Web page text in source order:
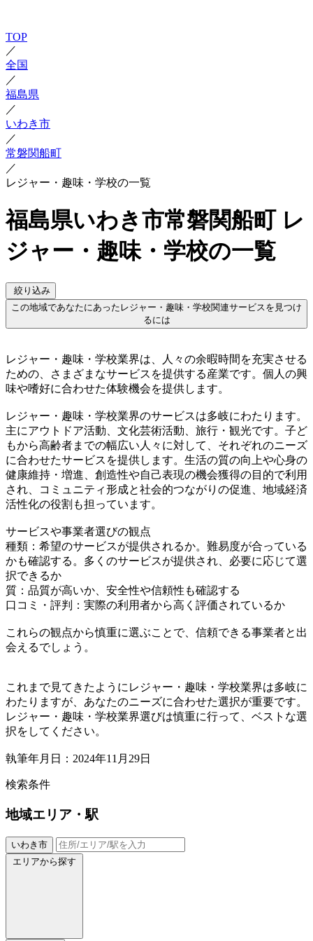
TOP
／
全国
／
福島県
／
いわき市
／
常磐関船町
／
レジャー・趣味・学校の一覧
福島県いわき市常磐関船町 レ
ジャー・趣味・学校の一覧
絞り込み
この地域であなたにあったレジャー・趣味・学校関連サービスを見つけ
るには
レジャー・趣味・学校業界は、人々の余暇時間を充実させる
ための、さまざまなサービスを提供する産業です。個人の興
味や嗜好に合わせた体験機会を提供します。
レジャー・趣味・学校業界のサービスは多岐にわたります。
主にアウトドア活動、文化芸術活動、旅行・観光です。子ど
もから高齢者までの幅広い人々に対して、それぞれのニーズ
に合わせたサービスを提供します。生活の質の向上や心身の
健康維持・増進、創造性や自己表現の機会獲得の目的で利用
され、コミュニティ形成と社会的つながりの促進、地域経済
活性化の役割も担っています。
サービスや事業者選びの観点
種類：希望のサービスが提供されるか。難易度が合っている
かも確認する。多くのサービスが提供され、必要に応じて選
択できるか
質：品質が高いか、安全性や信頼性も確認する
口コミ・評判：実際の利用者から高く評価されているか
これらの観点から慎重に選ぶことで、信頼できる事業者と出
会えるでしょう。
これまで見てきたようにレジャー・趣味・学校業界は多岐に
わたりますが、あなたのニーズに合わせた選択が重要です。
レジャー・趣味・学校業界選びは慎重に行って、ベストな選
択をしてください。
執筆年月日：2024年11月29日
検索条件
地域エリア・駅
いわき市
エリアから探す